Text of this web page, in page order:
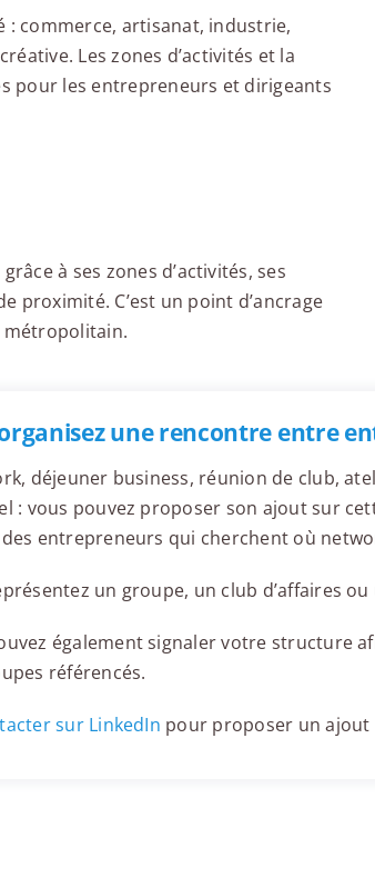
: commerce, artisanat, industrie,
Les zones d’activités et la
pour les entrepreneurs et dirigeants
à ses zones d’activités, ses
proximité. C’est un point d’ancrage
métropolitain.
une rencontre entre
déjeuner business, réunion de club,
: vous pouvez proposer son ajout sur
entrepreneurs qui cherchent où
un groupe, un club d’affaires
également signaler votre structure
référencés.
sur LinkedIn pour proposer un